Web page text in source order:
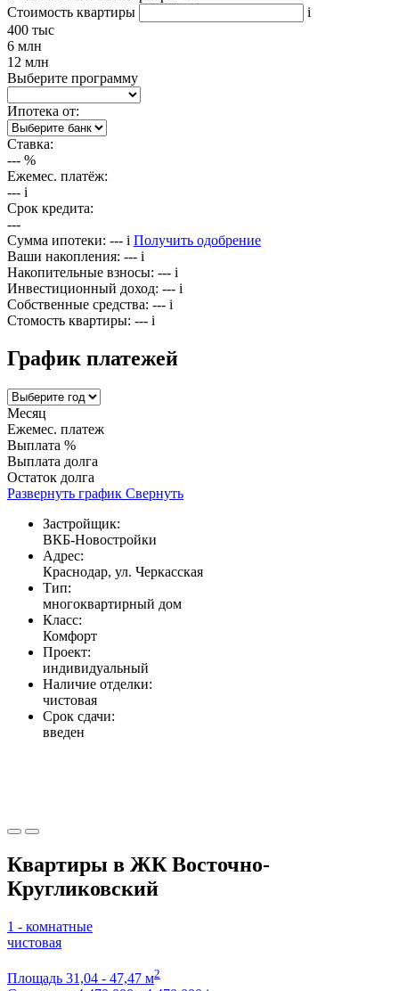
Стоимость квартиры
i
400 тыс
6 млн
12 млн
Выберите программу
Ипотека от:
Ставка:
--- %
Ежемес. платёж:
--- i
Срок кредита:
---
Сумма ипотеки: --- i Получить одобрение
Ваши накопления: --- i
Накопительные взносы: --- i
Инвестиционный доход: --- i
Собственные средства: --- i
Стомость квартиры: --- i
График платежей
Месяц
Ежемес. платеж
Выплата %
Выплата долга
Остаток долга
Развернуть график Свернуть
Застройщик:
ВКБ-Новостройки
Адрес:
Краснодар, ул. Черкасская
Тип:
многоквартирный дом
Класс:
Комфорт
Проект:
индивидуальный
Наличие отделки:
чистовая
Срок сдачи:
введен
Квартиры в ЖК Восточно-
Кругликовский
1 - комнатные
чистовая
Площадь 31,04 - 47,47 м2